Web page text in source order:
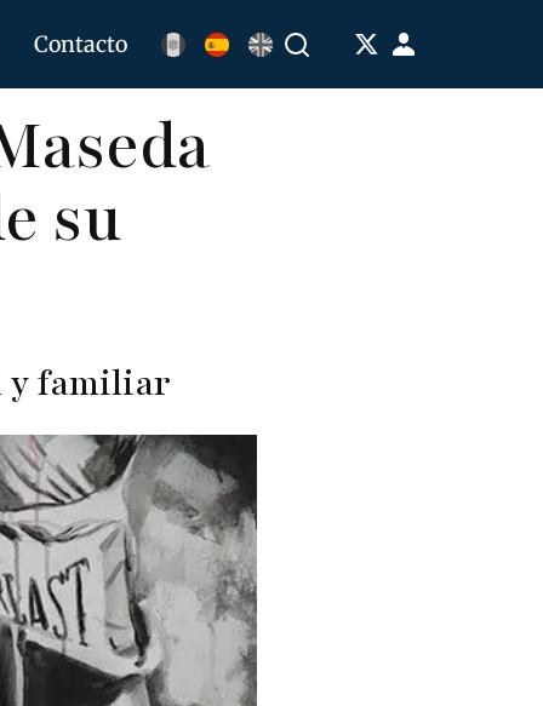
Contacto BuscarMenú
de
su
y familiar